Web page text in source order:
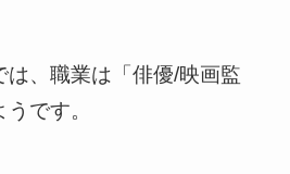
、職業は「俳優/映画監
です。